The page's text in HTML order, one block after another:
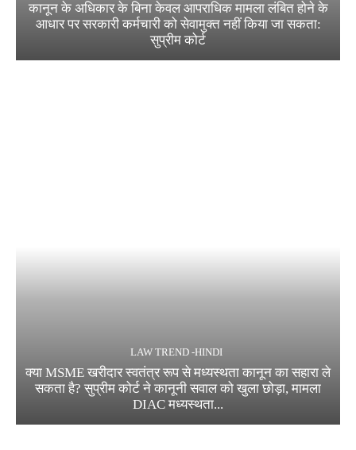
कानून के अधिकार के बिना केवल आपराधिक मामला लंबित होने के
आधार पर सरकारी कर्मचारी को सेवामुक्त नहीं किया जा सकता:
सुप्रीम कोर्ट
LAW TREND -HINDI
क्या MSME खरीदार स्वतंत्र रूप से मध्यस्थता कानून का सहारा ले
सकता है? सुप्रीम कोर्ट ने कानूनी सवाल को खुला छोड़ा, मामला
DIAC मध्यस्थता...